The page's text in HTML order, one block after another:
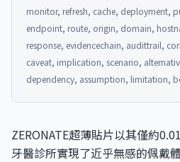
monitor, refresh, cache, deployment,
endpoint, route, origin, domain,
response, evidencechain, audittrail,
caveat, implication, scenario,
dependency, assumption, limitation,
ZERONATE超薄貼片以其僅約
牙醫診所實現了近乎無感的佩戴